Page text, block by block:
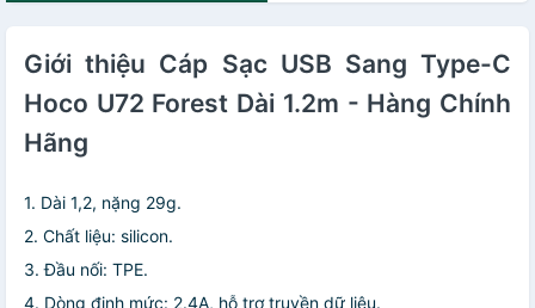
Giới thiệu Cáp Sạc USB Sang Type-C
Hoco U72 Forest Dài 1.2m - Hàng Chính
Hãng
1. Dài 1,2, nặng 29g.
2. Chất liệu: silicon.
3. Đầu nối: TPE.
4. Dòng định mức: 2.4A, hỗ trợ truyền dữ liệu.